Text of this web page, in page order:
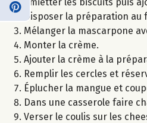
Disposer la préparation
Mélanger la mascarpone
Monter la crème.
Ajouter la crème à la
Remplir les cercles et
Éplucher la mangue et
Dans une casserole faire
Verser le coulis sur les